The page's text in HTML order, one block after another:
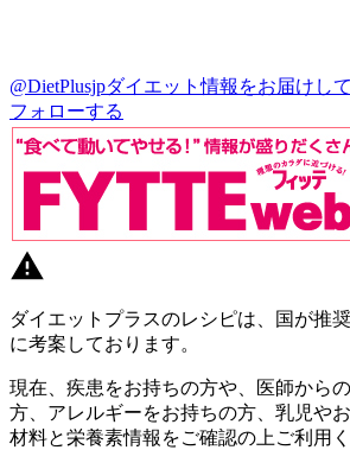
@DietPlusjpダイエット情報をお届けし
フォローする
ダイエットプラスのレシピは、国が推
に考案しております。
現在、疾患をお持ちの方や、医師から
方、アレルギーをお持ちの方、乳児や
材料と栄養素情報をご確認の上ご利用く